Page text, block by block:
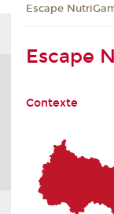
Escape
Escape
Contexte